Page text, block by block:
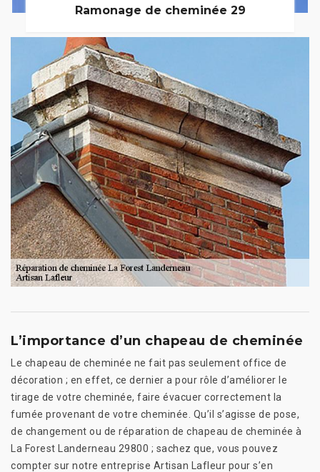
Ramonage de cheminée 29
L’importance d’un chapeau de cheminée
Le chapeau de cheminée ne fait pas seulement office de
décoration ; en effet, ce dernier a pour rôle d’améliorer le
tirage de votre cheminée, faire évacuer correctement la
fumée provenant de votre cheminée. Qu’il s’agisse de pose,
de changement ou de réparation de chapeau de cheminée à
La Forest Landerneau 29800 ; sachez que, vous pouvez
compter sur notre entreprise Artisan Lafleur pour s’en